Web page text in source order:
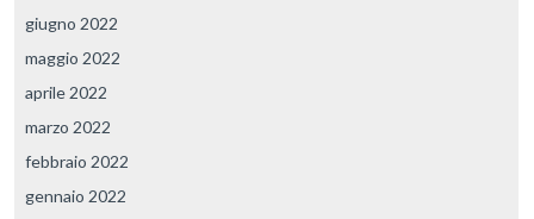
giugno 2022
maggio 2022
aprile 2022
marzo 2022
febbraio 2022
gennaio 2022